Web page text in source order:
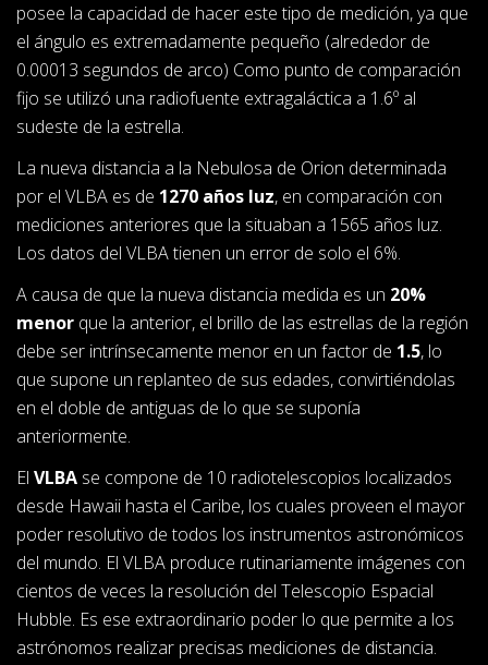
posee la capacidad de hacer este tipo de medición, ya que
el ángulo es extremadamente pequeño (alrededor de
0.00013 segundos de arco) Como punto de comparación
fijo se utilizó una radiofuente extragaláctica a 1.6º al
sudeste de la estrella.
La nueva distancia a la Nebulosa de Orion determinada
por el VLBA es de 1270 años luz, en comparación con
mediciones anteriores que la situaban a 1565 años luz.
Los datos del VLBA tienen un error de solo el 6%.
A causa de que la nueva distancia medida es un 20%
menor que la anterior, el brillo de las estrellas de la región
debe ser intrínsecamente menor en un factor de 1.5, lo
que supone un replanteo de sus edades, convirtiéndolas
en el doble de antiguas de lo que se suponía
anteriormente.
El VLBA se compone de 10 radiotelescopios localizados
desde Hawaii hasta el Caribe, los cuales proveen el mayor
poder resolutivo de todos los instrumentos astronómicos
del mundo. El VLBA produce rutinariamente imágenes con
cientos de veces la resolución del Telescopio Espacial
Hubble. Es ese extraordinario poder lo que permite a los
astrónomos realizar precisas mediciones de distancia.